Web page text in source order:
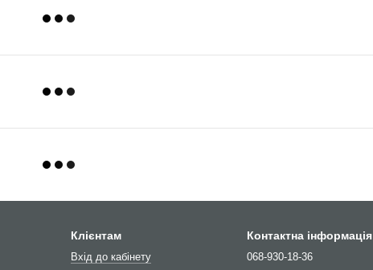
Клієнтам
Вхід до кабінету
Контактна інформація
068-930-18-36